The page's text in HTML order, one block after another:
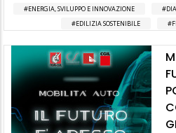
ENERGIA, SVILUPPO E INNOVAZIONE
EDILIZIA SOSTENIBILE